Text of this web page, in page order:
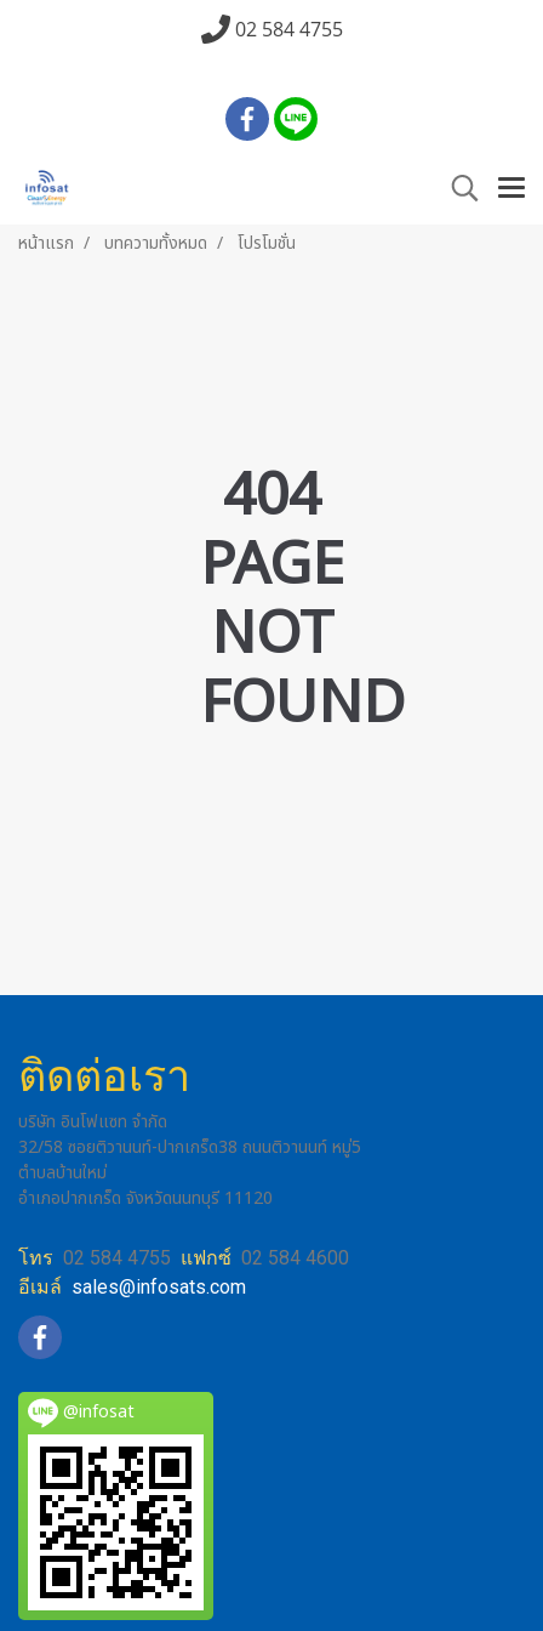
02 584 4755
หน้าแรก บทความทั้งหมด โปรโมชั่น
404
PAGE
NOT
FOUND
ติดต่อเรา
บริษัท อินโฟแซท จำกัด
32/58 ซอยติวานนท์-ปากเกร็ด38 ถนนติวานนท์ หมู่5
ตำบลบ้านใหม่
อำเภอปากเกร็ด จังหวัดนนทบุรี 11120
โทร 02 584 4755 แฟกซ์ 02 584 4600
อีเมล์ sales@infosats.com
@infosat